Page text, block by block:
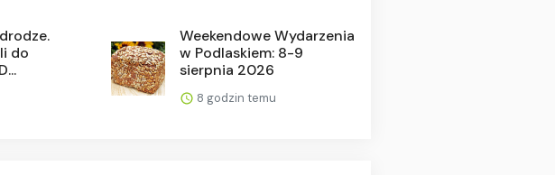
do
Weekendowe Wydarzenia
w Podlaskiem: 8-9
sierpnia 2026
8 godzin temu